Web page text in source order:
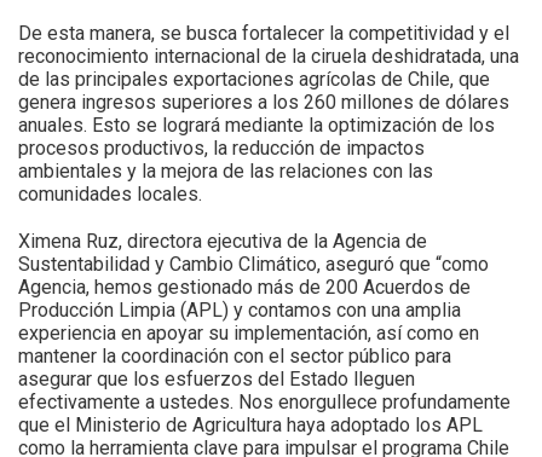
De esta manera, se busca fortalecer la competitividad y el
reconocimiento internacional de la ciruela deshidratada, una
de las principales exportaciones agrícolas de Chile, que
genera ingresos superiores a los 260 millones de dólares
anuales. Esto se logrará mediante la optimización de los
procesos productivos, la reducción de impactos
ambientales y la mejora de las relaciones con las
comunidades locales.
Ximena Ruz, directora ejecutiva de la Agencia de
Sustentabilidad y Cambio Climático, aseguró que “como
Agencia, hemos gestionado más de 200 Acuerdos de
Producción Limpia (APL) y contamos con una amplia
experiencia en apoyar su implementación, así como en
mantener la coordinación con el sector público para
asegurar que los esfuerzos del Estado lleguen
efectivamente a ustedes. Nos enorgullece profundamente
que el Ministerio de Agricultura haya adoptado los APL
como la herramienta clave para impulsar el programa Chile